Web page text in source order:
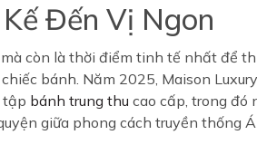
Đến Vị Ngon
còn là thời điểm tinh tế nhất để
bánh. Năm 2025, Maison
tập bánh trung thu cao cấp, trong đó
giữa phong cách truyền thống